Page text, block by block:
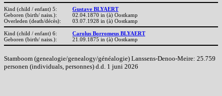
Kind (child / enfant) 5:
Gustave BLYAERT
Geboren (birth/ naiss.):
02.04.1870 in (à) Oostkamp
Overleden (death/décès):
03.07.1928 in (à) Oostkamp
Kind (child / enfant) 6:
Carolus Borromeus BLYAERT
Geboren (birth/ naiss.):
21.09.1875 in (à) Oostkamp
Stamboom (genealogie/genealogy/généalogie) Lanssens-Denoo-Meire: 25.759
personen (individuals, personnes) d.d. 1 juni 2026